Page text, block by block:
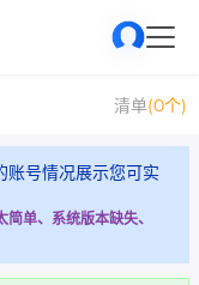
清单(0个)
账号情况展示您可实
单、系统版本缺失、